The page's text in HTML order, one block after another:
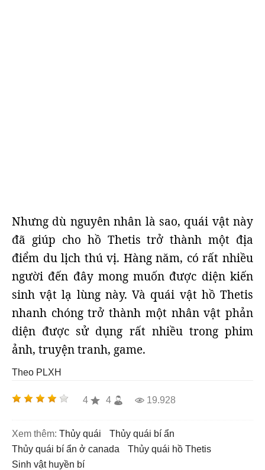
Nhưng dù nguyên nhân là sao, quái vật này
đã giúp cho hồ Thetis trở thành một địa
điểm du lịch thú vị. Hàng năm, có rất nhiều
người đến đây mong muốn được diện kiến
sinh vật lạ lùng này. Và quái vật hồ Thetis
nhanh chóng trở thành một nhân vật phản
diện được sử dụng rất nhiều trong phim
ảnh, truyện tranh, game.
Theo PLXH
4 4 19.928
Xem thêm: thủy quái
Thủy quái bí ẩn
Thủy quái bí ẩn ở canada
thủy quái hồ Thetis
sinh vật huyền bí